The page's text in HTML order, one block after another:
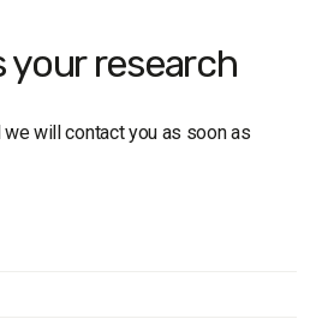
your research
we will contact you as soon as